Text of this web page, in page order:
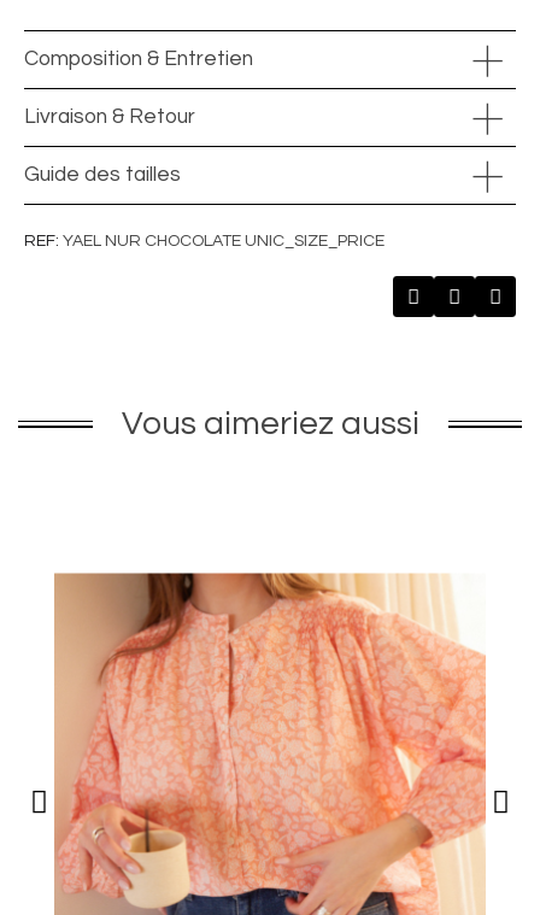
Composition & Entretien
Livraison & Retour
Guide des tailles
REF YAEL NUR CHOCOLATE UNIC_SIZE_PRICE
Vous aimeriez aussi